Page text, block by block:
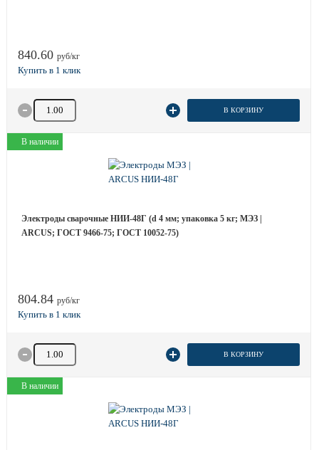
840.60 руб/кг
Количество товара В КОРЗИНУ
В наличии
Электроды сварочные НИИ-48Г (d 4 мм; упаковка 5 кг; МЭЗ |
ARCUS; ГОСТ 9466-75; ГОСТ 10052-75)
804.84 руб/кг
Количество товара В КОРЗИНУ
В наличии